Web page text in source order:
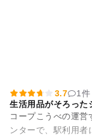
3.7
1件
生活用品がそろった
コープこうべの運
ンターで、駅利用